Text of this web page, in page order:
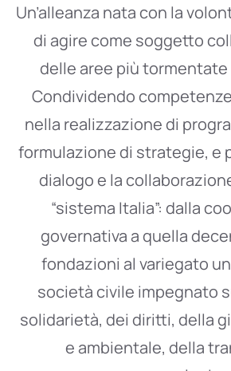
Un’alleanza nata con la
di agire come soggetto
delle aree più
Condividendo
nella realizzazione di
formulazione di strategie, e
dialogo e la
“sistema Italia”: dalla
governativa a quella
fondazioni al variegato
società civile impegnato
solidarietà, dei diritti, della
e ambientale, della